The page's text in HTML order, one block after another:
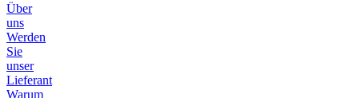
Über
uns
Werden
Sie
unser
Lieferant
Warum